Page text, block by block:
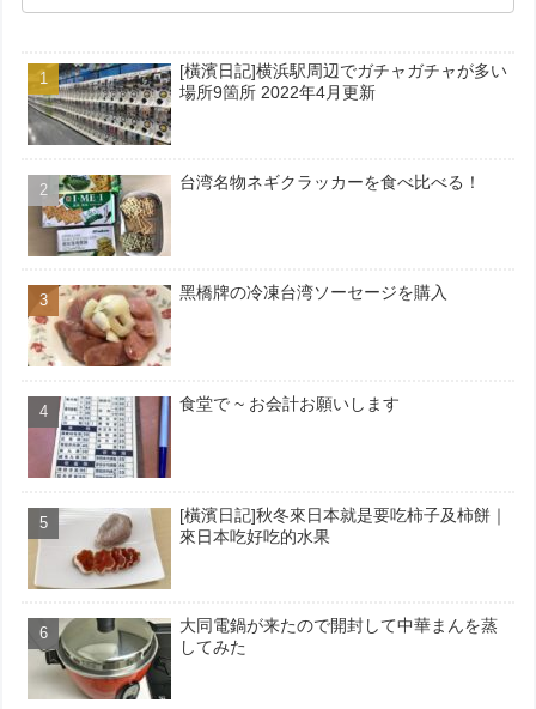
[橫濱日記]横浜駅周辺でガチャガチャが多い
場所9箇所 2022年4月更新
台湾名物ネギクラッカーを食べ比べる！
黑橋牌の冷凍台湾ソーセージを購入
食堂で ~ お会計お願いします
[橫濱日記]秋冬來日本就是要吃柿子及柿餅｜
來日本吃好吃的水果
大同電鍋が来たので開封して中華まんを蒸
してみた